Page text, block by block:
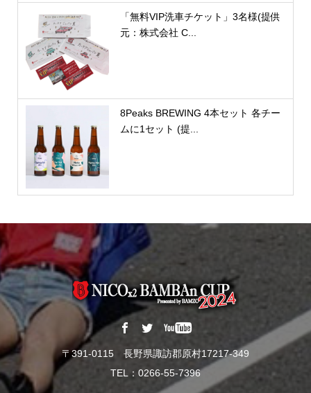
「無料VIP洗車チケット」3名様(提供
元：株式会社 C...
8Peaks BREWING 4本セット 各チー
ムに1セット (提...
〒391-0115 長野県諏訪郡原村17217-349
TEL：0266-55-7396